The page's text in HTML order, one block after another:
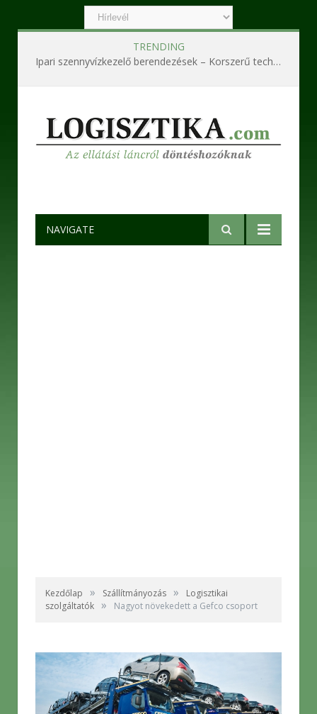
TRENDING
Ipari szennyvízkezelő berendezések – Korszerű technológiák a hatékony és fenntartható működésért
NAVIGATE
Kezdőlap » Szállítmányozás »
Logisztikai
szolgáltatók » Nagyot növekedett a Gefco csoport